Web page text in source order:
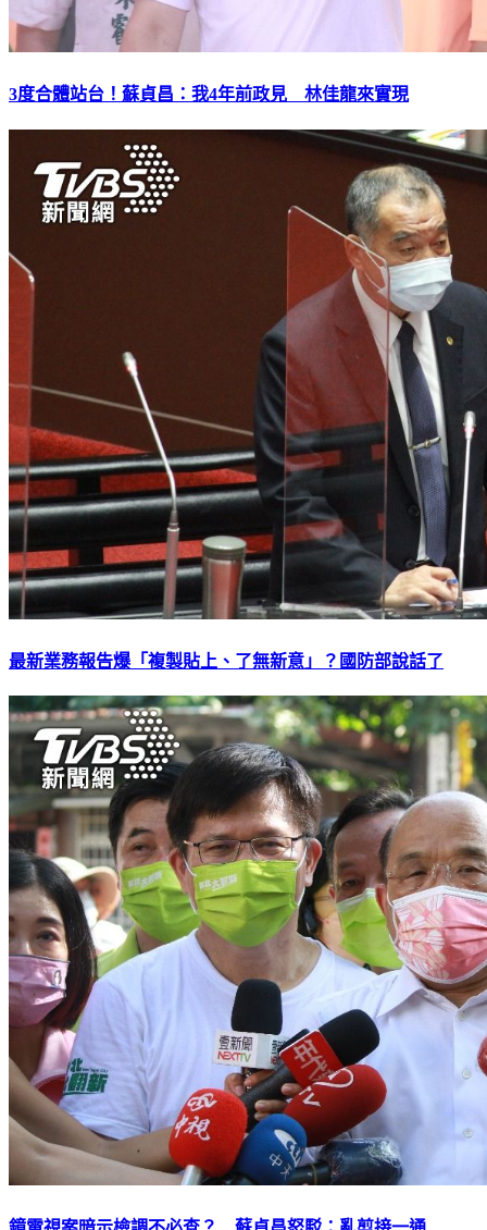
3度合體站台！蘇貞昌：我4年前政見 林佳龍來實現
最新業務報告爆「複製貼上、了無新意」？國防部說話了